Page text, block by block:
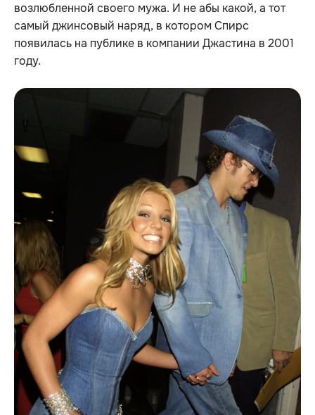
возлюбленной своего мужа. И не абы какой, а тот
самый джинсовый наряд, в котором Спирс
появилась на публике в компании Джастина в 2001
году.